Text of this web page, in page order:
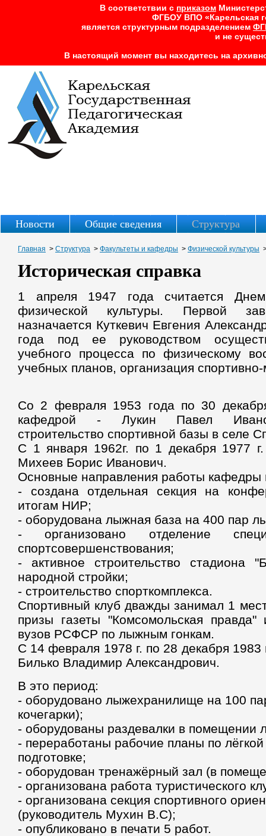
В соответствии с приказом
ФГБОУ ВПО «Карельская
является структурным подразделением
и не
В настоящий момент вы находитесь на
Новости Общие сведения Структура
Главная > Структура > Факультеты и кафедры > Физической культуры
Историческая справка
1 апреля 1947 года считается
физической культуры. Первой
назначается Куткевич Евгения
года под ее руководством
учебного процесса по физическому
учебных планов, организация
Со 2 февраля 1953 года по 30
кафедрой - Лукин Павел
строительство спортивной базы в селе
С 1 января 1962г. по 1 декабря 1977
Михеев Борис Иванович.
Основные направления работы кафедры
- создана отдельная секция на
итогам НИР;
- оборудована лыжная база на 400 пар
- организовано отделение
спортсовершенствования;
- активное строительство стадиона
народной стройки;
- строительство спорткомплекса.
Спортивный клуб дважды занимал 1
призы газеты "Комсомольская
вузов РСФСР по лыжным гонкам.
С 14 февраля 1978 г. по 28 декабря 1983
Билько Владимир Александрович.
В это период:
- оборудовано лыжехранилище на 100
кочегарки);
- оборудованы раздевалки в помещении
- переработаны рабочие планы по
подготовке;
- оборудован тренажёрный зал (в
- организована работа туристического
- организована секция спортивного
(руководитель Мухин В.С);
- опубликовано в печати 5 работ.